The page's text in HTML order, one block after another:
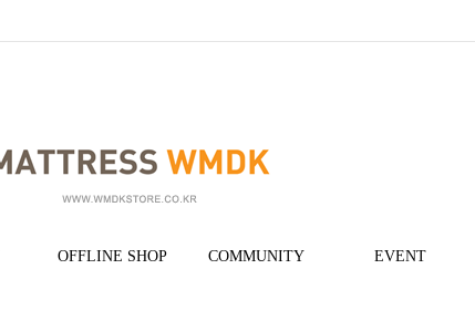
OFFLINE SHOP COMMUNITY EVENT